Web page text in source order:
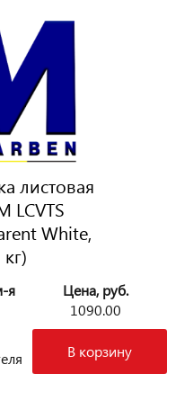
листовая
LCVTS
White,
я
Цена, руб.
1090.00
В корзину